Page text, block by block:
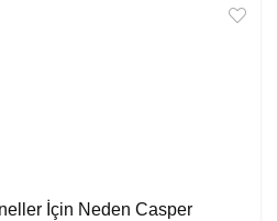
İçin Neden Casper